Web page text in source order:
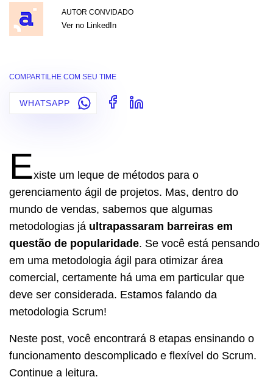
AUTOR CONVIDADO
Ver no LinkedIn
COMPARTILHE COM SEU TIME
WHATSAPP
Existe um leque de métodos para o
gerenciamento ágil de projetos. Mas, dentro do
mundo de vendas, sabemos que algumas
metodologias já ultrapassaram barreiras em
questão de popularidade. Se você está pensando
em uma metodologia ágil para otimizar área
comercial, certamente há uma em particular que
deve ser considerada. Estamos falando da
metodologia Scrum!
Neste post, você encontrará 8 etapas ensinando o
funcionamento descomplicado e flexível do Scrum.
Continue a leitura.